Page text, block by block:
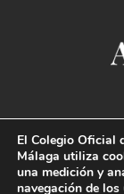
T. 952
El Colegio Oficial
Málaga utiliza
una medición y
navegación de